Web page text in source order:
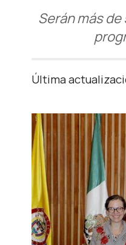
Serán más
Última